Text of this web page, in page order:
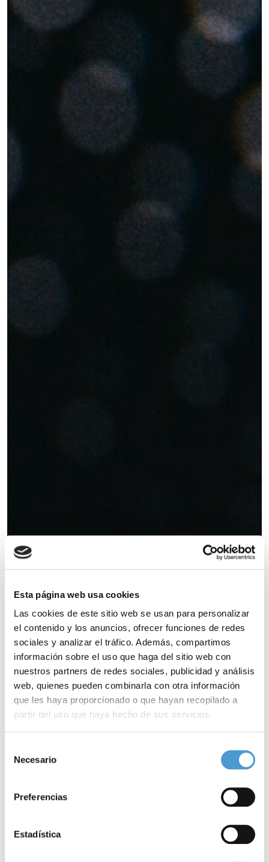
Esta página web usa cookies
Las cookies de este sitio web se usan para personalizar
el contenido y los anuncios, ofrecer funciones de redes
sociales y analizar el tráfico. Además, compartimos
información sobre el uso que haga del sitio web con
nuestros partners de redes sociales, publicidad y análisis
web, quienes pueden combinarla con otra información
que les haya proporcionado o que hayan recopilado a
partir del uso que haya hecho de sus servicios.
de cookies
Necesario
Preferencias
Estadística
Preséntate a los XII
Premios Somos
Busca en los bloques de la derecha la opción que más